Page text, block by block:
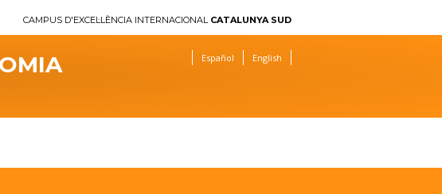
CAMPUS D'EXCEL·LÈNCIA INTERNACIONAL CATALUNYA SUD
Español English